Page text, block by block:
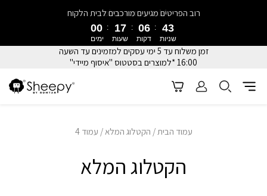
זמן משלוח עד 5 ימי עסקים למזמינים עד השעה
16:00 *למוצרים בסטטוס "איסוף מיידי"
Summer Sale ב-Sheepy כל האתר עם פריט שני ב-40% הנחה
00
ימים
17
שעות
06
דקות
39
שניות
עמוד הבית/ הקטלוג המלא/ עמוד 4
הקטלוג המלא